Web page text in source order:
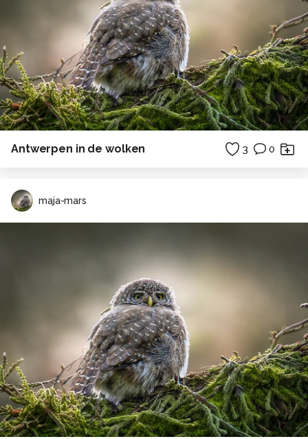
Antwerpen in de wolken 3 0
maja-mars